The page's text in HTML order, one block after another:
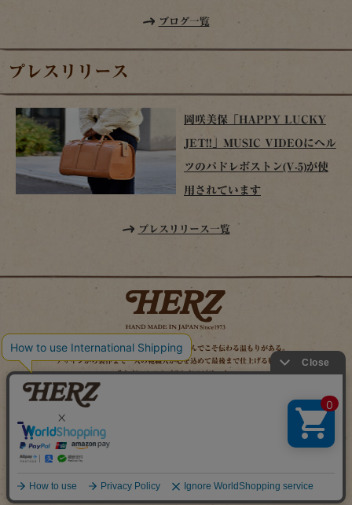
ブログ一覧
プレスリリース
岡咲美保「HAPPY LUCKY
JET!!」MUSIC VIDEOにヘル
ツのパドレボストン(V-5)が使
用されています
プレスリリース一覧
時を経てこそ解る味わいがある。使い込んでこそ伝わる温もりがある。
デザインから製作まで一人の鞄職人が心を込めて最後まで仕上げる鞄作り。
それがヘルツのブランドスピリット。
MAIL MAGAZINE
X（旧TWITTER）
YOUTUBE